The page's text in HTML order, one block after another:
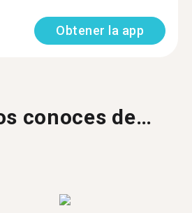
Obtener la app
conoces de…